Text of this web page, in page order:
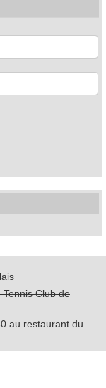
Club de
au restaurant du